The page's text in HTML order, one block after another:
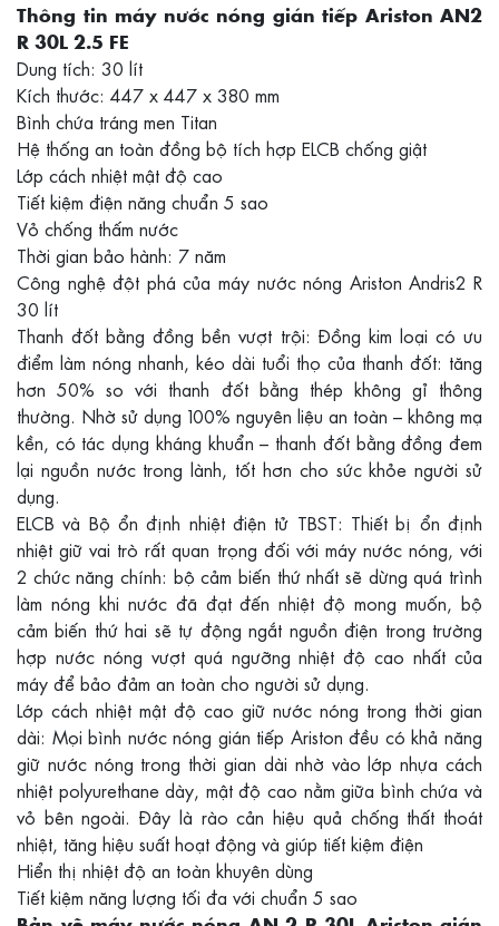
Thông tin máy nước nóng gián tiếp Ariston AN2
R 30L 2.5 FE
Dung tích: 30 lít
Kích thước: 447 x 447 x 380 mm
Bình chứa tráng men Titan
Hệ thống an toàn đồng bộ tích hợp ELCB chống giật
Lớp cách nhiệt mật độ cao
Tiết kiệm điện năng chuẩn 5 sao
Vỏ chống thấm nước
Thời gian bảo hành: 7 năm
Công nghệ đột phá của máy nước nóng Ariston Andris2 R
30 lít
Thanh đốt bằng đồng bền vượt trội: Đồng kim loại có ưu
điểm làm nóng nhanh, kéo dài tuổi thọ của thanh đốt: tăng
hơn 50% so với thanh đốt bằng thép không gỉ thông
thường. Nhờ sử dụng 100% nguyên liệu an toàn – không mạ
kền, có tác dụng kháng khuẩn – thanh đốt bằng đồng đem
lại nguồn nước trong lành, tốt hơn cho sức khỏe người sử
dụng.
ELCB và Bộ ổn định nhiệt điện tử TBST: Thiết bị ổn định
nhiệt giữ vai trò rất quan trọng đối với máy nước nóng, với
2 chức năng chính: bộ cảm biến thứ nhất sẽ dừng quá trình
làm nóng khi nước đã đạt đến nhiệt độ mong muốn, bộ
cảm biến thứ hai sẽ tự động ngắt nguồn điện trong trường
hợp nước nóng vượt quá ngưỡng nhiệt độ cao nhất của
máy để bảo đảm an toàn cho người sử dụng.
Lớp cách nhiệt mật độ cao giữ nước nóng trong thời gian
dài: Mọi bình nước nóng gián tiếp Ariston đều có khả năng
giữ nước nóng trong thời gian dài nhờ vào lớp nhựa cách
nhiệt polyurethane dày, mật độ cao nằm giữa bình chứa và
vỏ bên ngoài. Đây là rào cản hiệu quả chống thất thoát
nhiệt, tăng hiệu suất hoạt động và giúp tiết kiệm điện
Hiển thị nhiệt độ an toàn khuyên dùng
Tiết kiệm năng lượng tối đa với chuẩn 5 sao